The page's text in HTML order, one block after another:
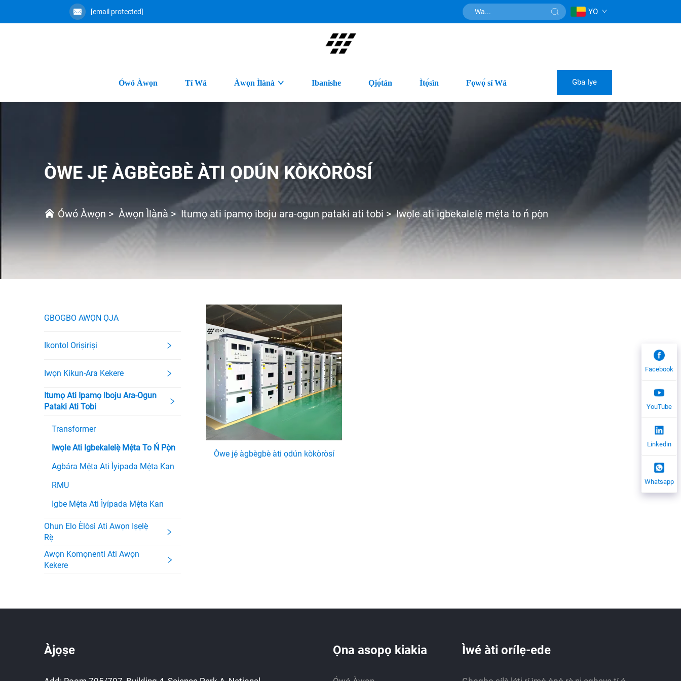
[email protected] YO
Ówó Àwọn Tí Wá Àwọn Ìlànà Ibanishe Ọjọ́tán Ìtọ́sìn Fọwọ́ sí Wá Gba Iye
ÒWE JẸ́ ÀGBÈGBÈ ÀTI ỌDÚN KÒKÒRÒSÍ
Ówó Àwọn > Àwọn Ìlànà > Itumọ ati ipamọ iboju ara-ogun pataki ati tobi >Iwọle ati igbekalelẹ̀ mẹ́ta to ń pọ̀n
GBOGBO AWỌN ỌJA
Ikontol Oriṣiriṣi
Iwọn Kikun-Ara Kekere
Itumọ Ati Ipamọ Iboju Ara-Ogun
Pataki Ati Tobi
Transformer
Iwọle Ati Igbekalelẹ̀ Mẹ́ta To Ń Pọ̀n
Agbára Mẹ́ta Ati Ìyipada Mẹ́ta Kan
RMU
Igbe Mẹ́ta Ati Ìyípada Mẹ́ta Kan
Ohun Elo Èlòsì Ati Awọn Iṣẹlẹ̀
Rẹ̀
Awọn Komọnenti Ati Awọn
Kekere
Òwe jẹ́ àgbègbè àti ọdún kòkòròsí
Facebook
YouTube
Linkedin
Whatsapp
Àjọṣe Ọna asopọ kiakia Ìwé àti orílẹ-ede